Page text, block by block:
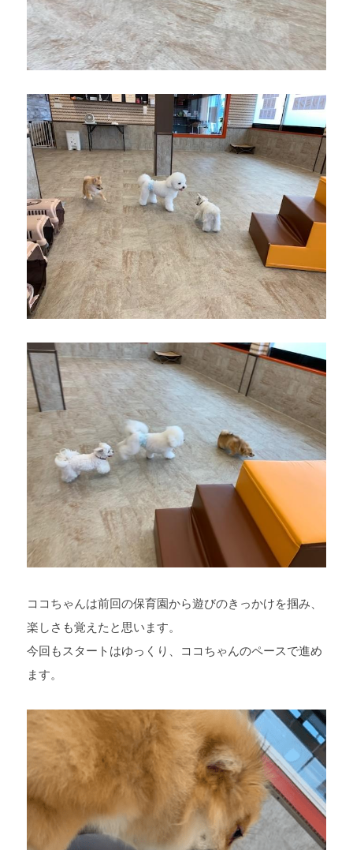
ココちゃんは前回の保育園から遊びのきっかけを掴み、
楽しさも覚えたと思います。
今回もスタートはゆっくり、ココちゃんのペースで進め
ます。